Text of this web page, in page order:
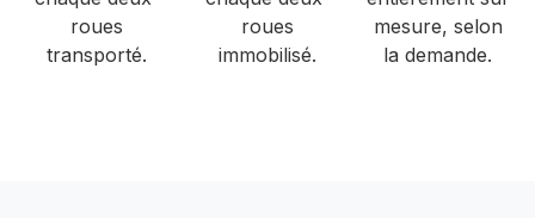
roues
transporté.
roues
immobilisé.
mesure, selon
la demande.